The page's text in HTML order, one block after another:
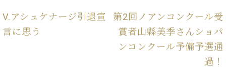
C.
ベ
組
ヒ
ア
報)
取
扱
か
ら
V.アシュケナージ引退宣
言に思う
第2回ノアンコンクール受
賞者山縣美季さんショパ
ンコンクール予備予選通
過！